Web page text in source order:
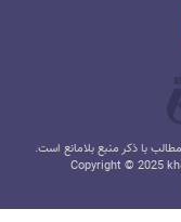
با ذکر منبع بلامانع است.
Copyright © 2025